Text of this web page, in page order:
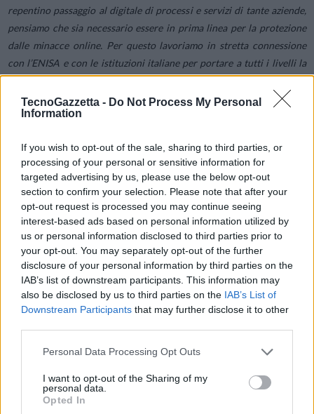
TecnoGazzetta - Do Not Process My Personal
Information
If you wish to opt-out of the sale, sharing to third parties, or
processing of your personal or sensitive information for
targeted advertising by us, please use the below opt-out
section to confirm your selection. Please note that after your
opt-out request is processed you may continue seeing
interest-based ads based on personal information utilized by
us or personal information disclosed to third parties prior to
your opt-out. You may separately opt-out of the further
disclosure of your personal information by third parties on the
IAB’s list of downstream participants. This information may
also be disclosed by us to third parties on the IAB’s List of
Downstream Participants that may further disclose it to other
Personal Data Processing Opt Outs
I want to opt-out of the Sharing of my
personal data.
Opted In
repentino passaggio al digitale di processi e servizi di tante aziende,
pensiamo che sia necessario essere in prima linea per la protezione
dalle minacce online. Per questo lavoriamo in stretta connessione
con l’ENISA e con le istituzioni italiane per portare a tutti i livelli la
‘cultura della cyber security’, declinandola anche in approfondimenti
pratici per affrontare i rischi quotidiani ”, afferma Paolo Giudice,
segretario generale Clusit.
In persistente crescita – +91,2% negli ultimi cinque anni – gli
attacchi informatici aumentano anche di gravità ma, come evidente
dal Rapporto Clusit per il 2019, si tratta solo della punta dell’iceberg.
Un quarto degli attacchi compiuti a livello mondiale ha colpito infatti
in parallelo “bersagli multipli”; nel 2019 erano inoltre cresciuti del
91,5% rispetto all’anno precedente gli attacchi a servizi online; del
17% quelli alla sanità. “
Ci aspettiamo che anche la situazione
nell’anno della pandemia da Covid-19 sia critica”, anticipa Paolo
Giudice.
Mastodon